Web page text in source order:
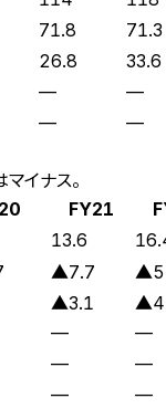
71.8 71.3
26.8 33.6
— —
— —
イナス。
FY21
13.6
▲7.7
▲3.1
— —
— —
— —